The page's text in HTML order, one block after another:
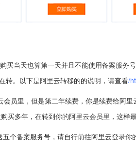
买当天也算第一天并且不能使用备案服
转。以下是阿里云转移的的说明，请查看/
员里，但是第二年续费，你是续费给阿
买多年，在转到你的阿里云会员里，这样最
个备案服务号，请自行前往阿里云登录你